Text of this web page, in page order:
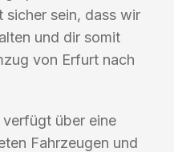
sicher sein, dass wir
und dir somit
von Erfurt nach
über eine
Fahrzeugen und